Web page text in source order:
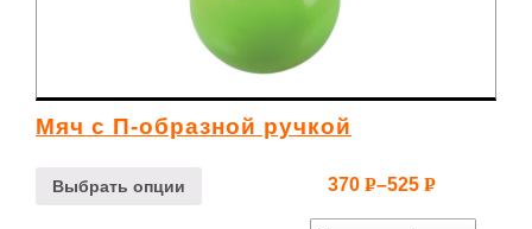
Мяч с П-образной ручкой
Выбрать опции 370 Р–525 Р